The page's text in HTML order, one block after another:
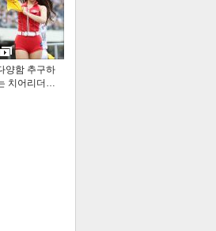
양함 추구하
치어리더…